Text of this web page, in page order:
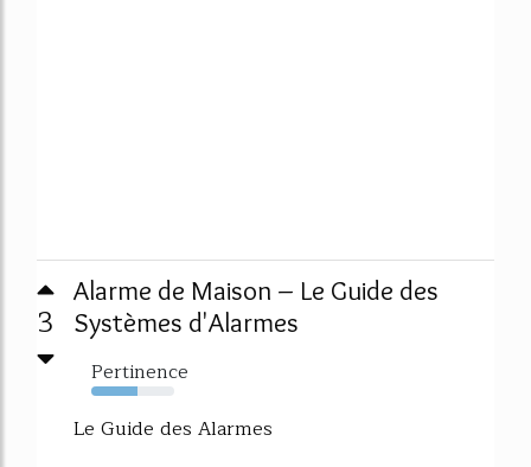
3
Alarme de Maison – Le Guide des
Systèmes d'Alarmes
Pertinence
56%
Le Guide des Alarmes